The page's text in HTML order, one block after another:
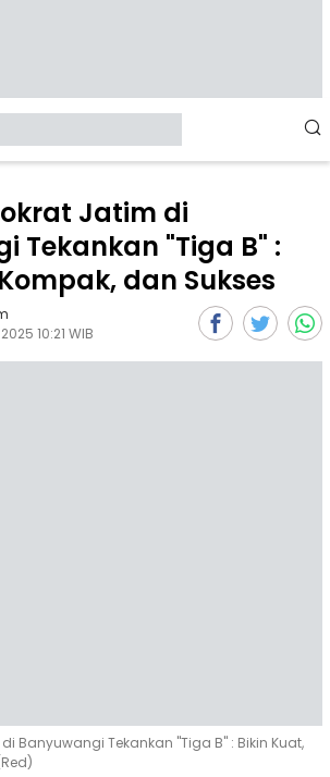
Jatim di
Tekankan "Tiga B" :
dan Sukses
10:21 WIB
Banyuwangi Tekankan "Tiga B" : Bikin Kuat,